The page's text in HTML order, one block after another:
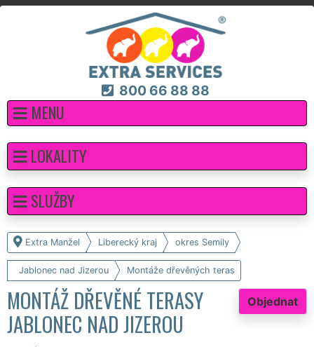
800 66 88 88
MENU
Extra Manžel Liberecký kraj okres Semily
Jablonec nad Jizerou Montáže dřevěných teras
Objednat
MONTÁŽ DŘEVĚNÉ TERASY
JABLONEC NAD JIZEROU
LOKALITY
SLUŽBY